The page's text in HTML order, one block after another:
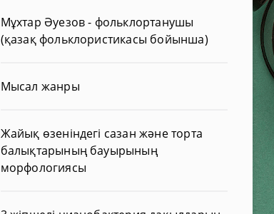
Мұхтар Әуезов - фольклортанушы
(қазақ фольклористикасы бойынша)
Мысал жанры
Жайық өзеніндегі сазан және торта
балықтарының бауырының
морфологиясы